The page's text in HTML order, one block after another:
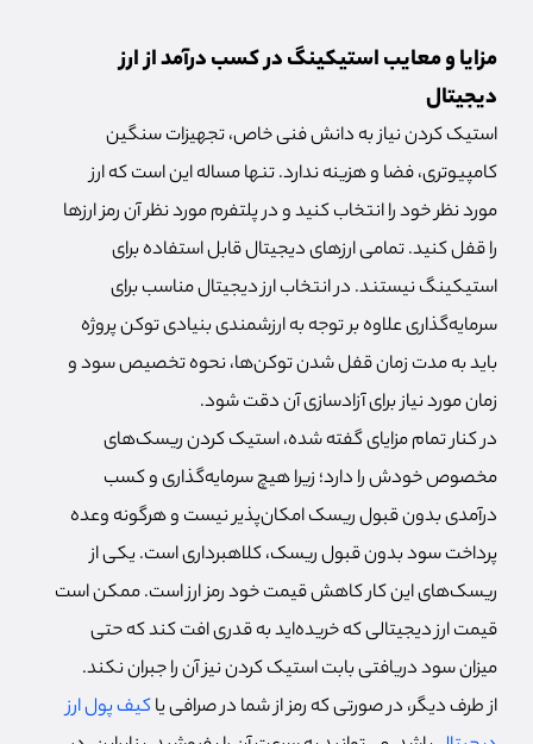
مزایا و معایب استیکینگ در کسب درآمد از ارز
دیجیتال
استیک کردن نیاز به دانش فنی خاص، تجهیزات سنگین
کامپیوتری، فضا و هزینه ندارد. تنها مساله این است که ارز
مورد نظر خود را انتخاب کنید و در پلتفرم مورد نظر آن رمز ارزها
را قفل کنید. تمامی ارزهای دیجیتال قابل استفاده برای
استیکینگ نیستند. در انتخاب ارز دیجیتال مناسب برای
سرمایه‌گذاری علاوه بر توجه به ارزشمندی بنیادی توکن پروژه
باید به مدت زمان قفل شدن توکن‌ها، نحوه تخصیص سود و
زمان مورد نیاز برای آزادسازی آن دقت شود.
در کنار تمام مزایای گفته شده، استیک کردن ریسک‌های
مخصوص خودش را دارد؛ زیرا هیچ سرمایه‌گذاری و کسب
درآمدی بدون قبول ریسک امکان‌پذیر نیست و هرگونه وعده
پرداخت سود بدون قبول ریسک، کلاهبرداری است. یکی از
ریسک‌های این کار کاهش قیمت خود رمز ارز است. ممکن است
قیمت ارز دیجیتالی که خریده‌اید به قدری افت کند که حتی
میزان سود دریافتی بابت استیک کردن نیز آن را جبران نکند.
از طرف دیگر، در صورتی که رمز از شما در صرافی یاکیف پول ارز